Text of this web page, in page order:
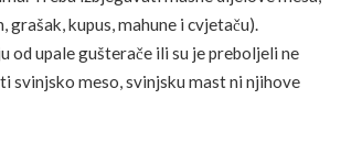
grašak, kupus, mahune i cvjetaču).
od upale gušterače ili su je preboljeli ne
svinjsko meso, svinjsku mast ni njihove